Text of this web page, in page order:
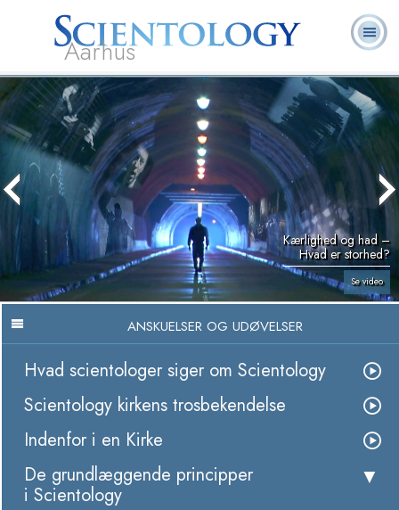
Aarhus
L. Ron
Hubbard
Hvad er
Scientology?
Frivillige
Hjælpere
Ofte stillede
spørgsmål
Bøger
Kærlighed og had –
Hvad er storhed?
Se video
ANSKUELSER OG UDØVELSER
Hvad scientologer siger om Scientology
Scientology kirkens trosbekendelse
Indenfor i en Kirke
De grundlæggende principper
i Scientology